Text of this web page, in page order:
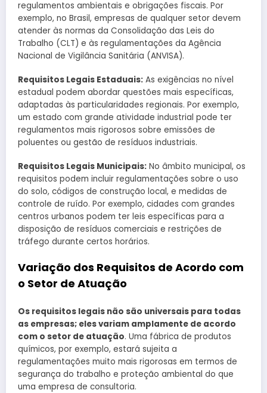
regulamentos ambientais e obrigações fiscais. Por
exemplo, no Brasil, empresas de qualquer setor devem
atender às normas da Consolidação das Leis do
Trabalho (CLT) e às regulamentações da Agência
Nacional de Vigilância Sanitária (ANVISA).
Requisitos Legais Estaduais: As exigências no nível
estadual podem abordar questões mais específicas,
adaptadas às particularidades regionais. Por exemplo,
um estado com grande atividade industrial pode ter
regulamentos mais rigorosos sobre emissões de
poluentes ou gestão de resíduos industriais.
Requisitos Legais Municipais: No âmbito municipal, os
requisitos podem incluir regulamentações sobre o uso
do solo, códigos de construção local, e medidas de
controle de ruído. Por exemplo, cidades com grandes
centros urbanos podem ter leis específicas para a
disposição de resíduos comerciais e restrições de
tráfego durante certos horários.
Variação dos Requisitos de Acordo com
o Setor de Atuação
Os requisitos legais não são universais para todas
as empresas; eles variam amplamente de acordo
com o setor de atuação. Uma fábrica de produtos
químicos, por exemplo, estará sujeita a
regulamentações muito mais rigorosas em termos de
segurança do trabalho e proteção ambiental do que
uma empresa de consultoria.